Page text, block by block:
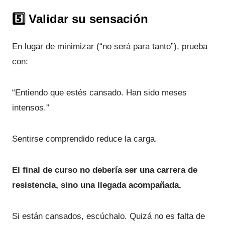
5️⃣ Validar su sensación
En lugar de minimizar (“no será para tanto”), prueba
con:
“Entiendo que estés cansado. Han sido meses
intensos.”
Sentirse comprendido reduce la carga.
El final de curso no debería ser una carrera de
resistencia, sino una llegada acompañada.
Si están cansados, escúchalo. Quizá no es falta de